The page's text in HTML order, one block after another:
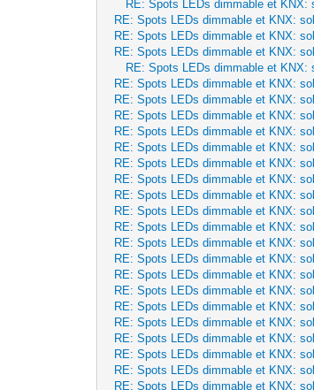
RE: Spots LEDs dimmable et KNX:
RE: Spots LEDs dimmable et KNX:
RE: Spots LEDs dimmable et KNX:
RE: Spots LEDs dimmable et KNX:
RE: Spots LEDs dimmable et KNX:
RE: Spots LEDs dimmable et KNX:
RE: Spots LEDs dimmable et KNX:
RE: Spots LEDs dimmable et KNX:
RE: Spots LEDs dimmable et KNX:
RE: Spots LEDs dimmable et KNX:
RE: Spots LEDs dimmable et KNX:
RE: Spots LEDs dimmable et KNX:
RE: Spots LEDs dimmable et KNX:
RE: Spots LEDs dimmable et KNX:
RE: Spots LEDs dimmable et KNX:
RE: Spots LEDs dimmable et KNX:
RE: Spots LEDs dimmable et KNX:
RE: Spots LEDs dimmable et KNX:
RE: Spots LEDs dimmable et KNX:
RE: Spots LEDs dimmable et KNX:
RE: Spots LEDs dimmable et KNX:
RE: Spots LEDs dimmable et KNX:
RE: Spots LEDs dimmable et KNX:
RE: Spots LEDs dimmable et KNX:
RE: Spots LEDs dimmable et KNX: